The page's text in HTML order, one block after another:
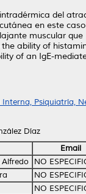
del
en este
muscular
ability of
of an IgE-
Psiquiatría,
Díaz
Email
Alfredo
NO
NO
NO